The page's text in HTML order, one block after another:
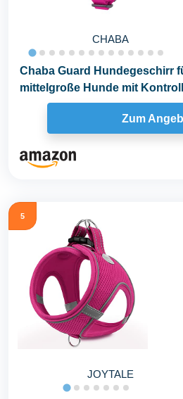
CHABA
Chaba Guard Hundegeschirr
mittelgroße Hunde mit
Würgen...
Zum
5
JOYTALE